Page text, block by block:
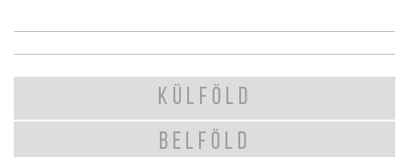
KÜLFÖLD
BELFÖLD